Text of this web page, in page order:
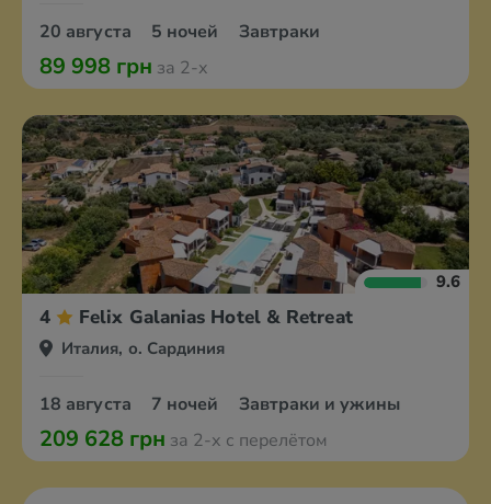
20 августа 5 ночей Завтраки
89 998 грн за 2-х
9.6
4 Felix Galanias Hotel & Retreat
Италия, о. Сардиния
18 августа 7 ночей Завтраки и ужины
209 628 грн за 2-х с перелётом